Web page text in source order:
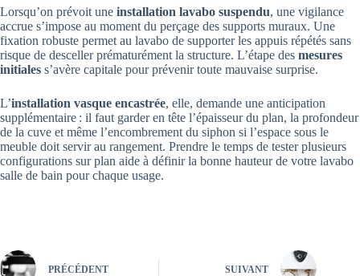
Lorsqu’on prévoit une installation lavabo suspendu, une vigilance
accrue s’impose au moment du perçage des supports muraux. Une
fixation robuste permet au lavabo de supporter les appuis répétés sans
risque de desceller prématurément la structure. L’étape des mesures
initiales s’avère capitale pour prévenir toute mauvaise surprise.
L’installation vasque encastrée, elle, demande une anticipation
supplémentaire : il faut garder en tête l’épaisseur du plan, la profondeur
de la cuve et même l’encombrement du siphon si l’espace sous le
meuble doit servir au rangement. Prendre le temps de tester plusieurs
configurations sur plan aide à définir la bonne hauteur de votre lavabo
salle de bain pour chaque usage.
PRÉCÉDENT SUIVANT